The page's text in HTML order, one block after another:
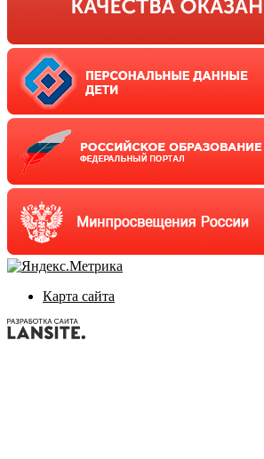
Карта сайта